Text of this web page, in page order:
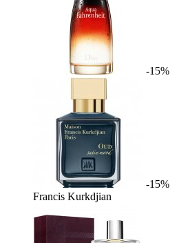
-15%
-15%
Francis Kurkdjian